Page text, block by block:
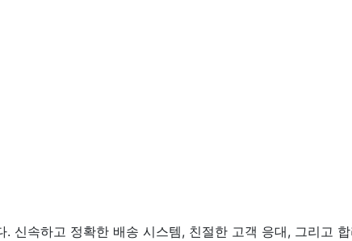
신속하고 정확한 배송 시스템, 친절한 고객 응대, 그리고